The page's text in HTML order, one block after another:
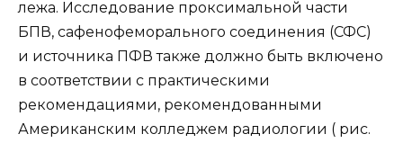
лежа. Исследование проксимальной части
БПВ, сафенофеморального соединения (СФС)
и источника ПФВ также должно быть включено
в соответствии с практическими
рекомендациями, рекомендованными
Американским колледжем радиологии ( рис.